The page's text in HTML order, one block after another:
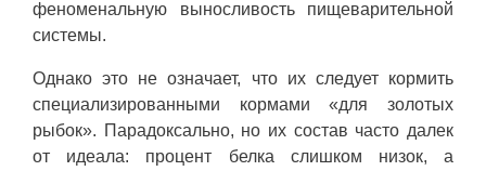
феноменальную выносливость пищеварительной
системы.
Однако это не означает, что их следует кормить
специализированными кормами «для золотых
рыбок». Парадоксально, но их состав часто далек
от идеала: процент белка слишком низок, а